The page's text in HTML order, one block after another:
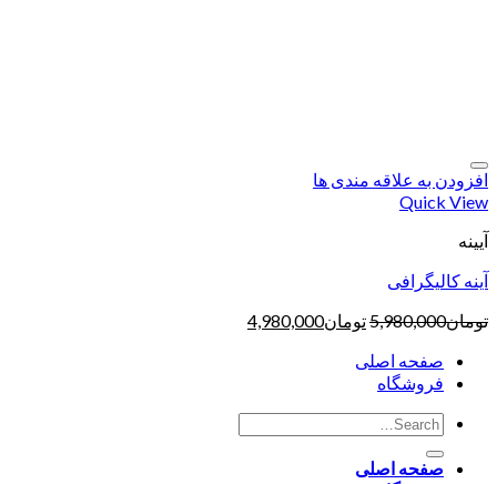
افزودن به علاقه مندی ها
Quick View
آیینه
آینه کالیگرافی
تومان5,980,000تومان4,980,000
صفحه اصلی
فروشگاه
صفحه اصلی